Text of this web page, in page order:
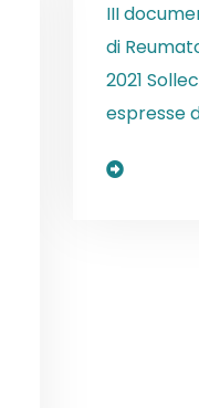
III
di
2021
espresse